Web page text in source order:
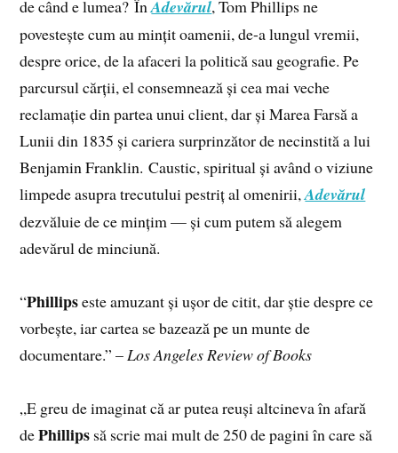
de când e lumea? ÎnAdevărul, Tom Phillips ne
povestește cum au mințit oamenii, de-a lungul vremii,
despre orice, de la afaceri la politică sau geografie. Pe
parcursul cărții, el consemnează și cea mai veche
reclamație din partea unui client, dar și Marea Farsă a
Lunii din 1835 și cariera surprinzător de necinstită a lui
Benjamin Franklin. Caustic, spiritual și având o viziune
limpede asupra trecutului pestriț al omenirii,Adevărul
dezvăluie de ce mințim — și cum putem să alegem
adevărul de minciună.
“Phillipseste amuzant și ușor de citit, dar știe despre ce
vorbește, iar cartea se bazează pe un munte de
documentare.” –Los Angeles Review of Books
„E greu de imaginat că ar putea reuși altcineva în afară
dePhillips să scrie mai mult de 250 de pagini în care să